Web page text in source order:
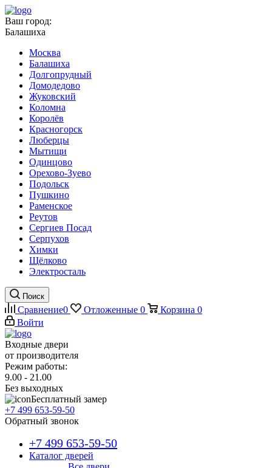
Ваш город:
Балашиха
Москва
Балашиха
Долгопрудный
Домодедово
Жуковский
Коломна
Королёв
Красногорск
Люберцы
Мытищи
Одинцово
Орехово-Зуево
Подольск
Пушкино
Раменское
Реутов
Сергиев Посад
Серпухов
Химки
Щёлково
Электросталь
Поиск
Сравнение0 Отложенные 0 Корзина 0
Войти
Входные двери
от производителя
Режим работы:
9.00 - 21.00
Без выходных
Бесплатный замер
+7 499 653-59-50
Обратный звонок
+7 499 653-59-50
Каталог дверей